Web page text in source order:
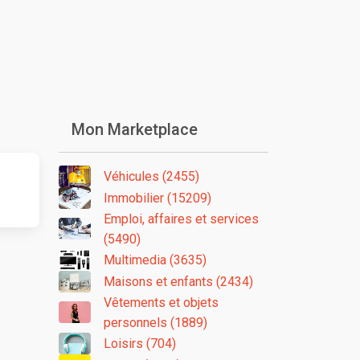
Mon Marketplace
Véhicules (2455)
Immobilier (15209)
Emploi, affaires et services
(5490)
Multimedia (3635)
Maisons et enfants (2434)
Vêtements et objets
personnels (1889)
Loisirs (704)